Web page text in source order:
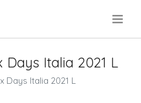
Days Italia 2021 L
Days Italia 2021 L